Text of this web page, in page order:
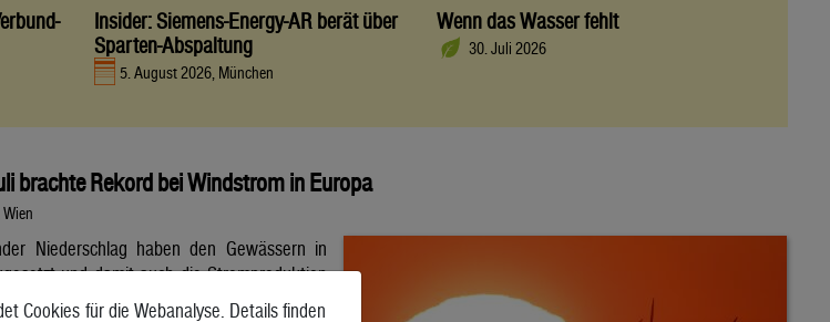
Insider: Siemens-Energy-AR berät über
Sparten-Abspaltung
5. August 2026, München
Wenn das Wasser fehlt
30. Juli 2026
brachte Rekord bei Windstrom in Europa
Niederschlag haben den Gewässern in
und damit auch die Stromproduktion
Atomkraft beeinträchtigt. Unterdessen
Cookies für die Webanalyse. Details finden